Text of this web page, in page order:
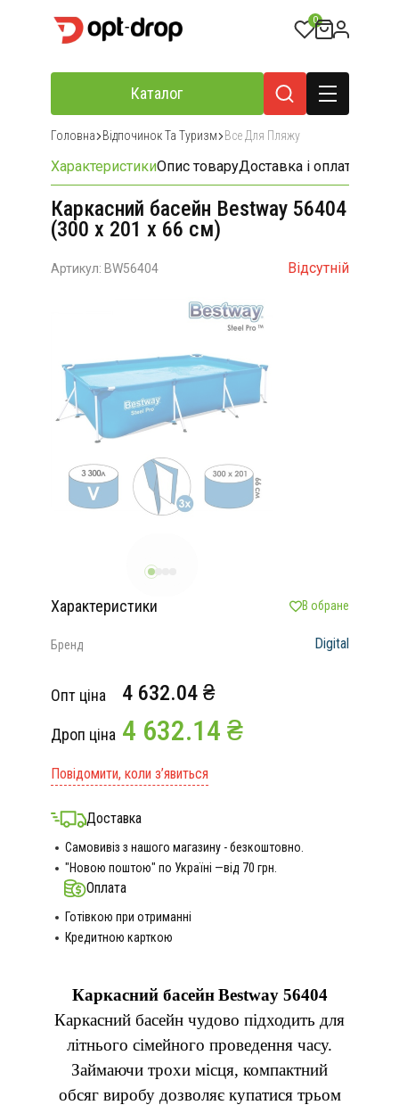
0
Каталог
Головна Відпочинок Та Туризм Все Для Пляжу
ХарактеристикиОпис товаруДоставка і оплата
Каркасний басейн Bestway 56404
(300 х 201 х 66 см)
Артикул: BW56404 Відсутній
Характеристики В обране
Бренд Digital
Опт ціна 4 632.04 ₴
Дроп ціна 4 632.14 ₴
Повідомити, коли з’явиться
Доставка
Самовивіз з нашого магазину - безкоштовно.
"Новою поштою" по Україні —від 70 грн.
Оплата
Готівкою при отриманні
Кредитною карткою
Каркасний басейн Bestway56404
Каркасний басейн чудово підходить для
літнього сімейного проведення часу.
Займаючи трохи місця, компактний
обсяг виробу дозволяє купатися трьом